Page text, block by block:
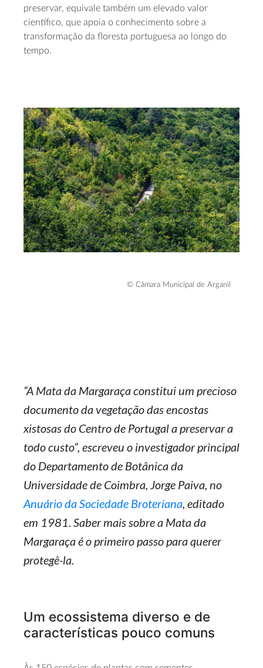
preservar, equivale também um elevado valor
científico, que apoia o conhecimento sobre a
transformação da floresta portuguesa ao longo do
tempo.
© Câmara Municipal de Arganil
“A Mata da Margaraça constitui um precioso
documento da vegetação das encostas
xistosas do Centro de Portugal a preservar a
todo custo”, escreveu o investigador principal
do Departamento de Botânica da
Universidade de Coimbra, Jorge Paiva, no
Anuário da Sociedade Broteriana , editado
em 1981. Saber mais sobre a Mata da
Margaraça é o primeiro passo para querer
protegê-la.
Um ecossistema diverso e de
características pouco comuns